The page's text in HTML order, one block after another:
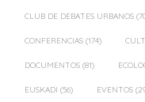
CLUB DE DEBATES URBANOS
CONFERENCIAS (174)
DOCUMENTOS (81)
EUSKADI (56) EVENTOS